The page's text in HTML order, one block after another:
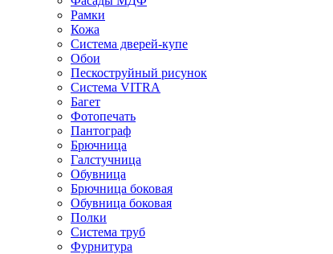
Рамки
Кожа
Система дверей-купе
Обои
Пескоструйный рисунок
Система VITRA
Багет
Фотопечать
Пантограф
Брючница
Галстучница
Обувница
Брючница боковая
Обувница боковая
Полки
Система труб
Фурнитура